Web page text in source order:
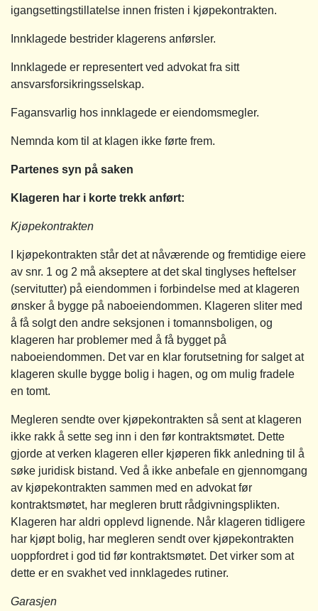
igangsettingstillatelse innen fristen i kjøpekontrakten.
Innklagede bestrider klagerens anførsler.
Innklagede er representert ved advokat fra sitt
ansvarsforsikringsselskap.
Fagansvarlig hos innklagede er eiendomsmegler.
Nemnda kom til at klagen ikke førte frem.
Partenes syn på saken
Klageren har i korte trekk anført:
Kjøpekontrakten
I kjøpekontrakten står det at nåværende og fremtidige eiere
av snr. 1 og 2 må akseptere at det skal tinglyses heftelser
(servitutter) på eiendommen i forbindelse med at klageren
ønsker å bygge på naboeiendommen. Klageren sliter med
å få solgt den andre seksjonen i tomannsboligen, og
klageren har problemer med å få bygget på
naboeiendommen. Det var en klar forutsetning for salget at
klageren skulle bygge bolig i hagen, og om mulig fradele
en tomt.
Megleren sendte over kjøpekontrakten så sent at klageren
ikke rakk å sette seg inn i den før kontraktsmøtet. Dette
gjorde at verken klageren eller kjøperen fikk anledning til å
søke juridisk bistand. Ved å ikke anbefale en gjennomgang
av kjøpekontrakten sammen med en advokat før
kontraktsmøtet, har megleren brutt rådgivningsplikten.
Klageren har aldri opplevd lignende. Når klageren tidligere
har kjøpt bolig, har megleren sendt over kjøpekontrakten
uoppfordret i god tid før kontraktsmøtet. Det virker som at
dette er en svakhet ved innklagedes rutiner.
Garasjen